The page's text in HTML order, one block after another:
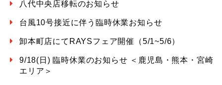
八代中央店移転のお知らせ
台風10号接近に伴う臨時休業お知らせ
卸本町店にてRAYSフェア開催（5/1~5/6）
9/18(日) 臨時休業のお知らせ ＜鹿児島・熊本・宮崎
エリア＞